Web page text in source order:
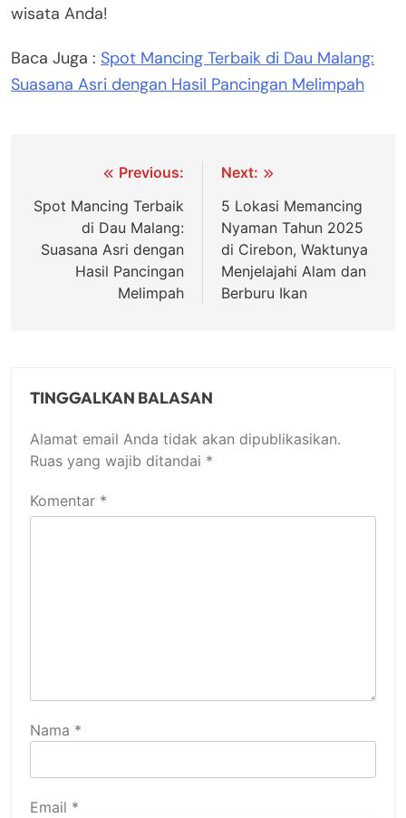
wisata Anda!
Baca Juga : Spot Mancing Terbaik di Dau Malang:
Suasana Asri dengan Hasil Pancingan Melimpah
Navigasi
pos
Previous:
Spot Mancing Terbaik
di Dau Malang:
Suasana Asri dengan
Hasil Pancingan
Melimpah
Next:
5 Lokasi Memancing
Nyaman Tahun 2025
di Cirebon, Waktunya
Menjelajahi Alam dan
Berburu Ikan
TINGGALKAN BALASAN
Alamat email Anda tidak akan dipublikasikan.
Ruas yang wajib ditandai *
Komentar *
Nama *
Email *